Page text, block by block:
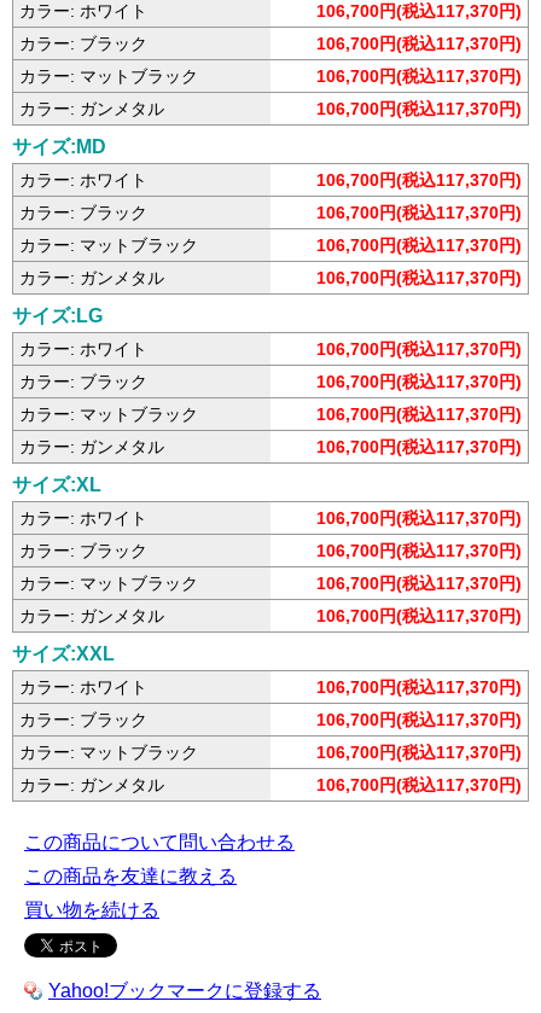
カラー: ホワイト
106,700円(税込117,370円)
カラー: ブラック
106,700円(税込117,370円)
カラー: マットブラック
106,700円(税込117,370円)
カラー: ガンメタル
106,700円(税込117,370円)
サイズ:MD
カラー: ホワイト
106,700円(税込117,370円)
カラー: ブラック
106,700円(税込117,370円)
カラー: マットブラック
106,700円(税込117,370円)
カラー: ガンメタル
106,700円(税込117,370円)
サイズ:LG
カラー: ホワイト
106,700円(税込117,370円)
カラー: ブラック
106,700円(税込117,370円)
カラー: マットブラック
106,700円(税込117,370円)
カラー: ガンメタル
106,700円(税込117,370円)
サイズ:XL
カラー: ホワイト
106,700円(税込117,370円)
カラー: ブラック
106,700円(税込117,370円)
カラー: マットブラック
106,700円(税込117,370円)
カラー: ガンメタル
106,700円(税込117,370円)
サイズ:XXL
カラー: ホワイト
106,700円(税込117,370円)
カラー: ブラック
106,700円(税込117,370円)
カラー: マットブラック
106,700円(税込117,370円)
カラー: ガンメタル
106,700円(税込117,370円)
この商品について問い合わせる
この商品を友達に教える
買い物を続ける
Yahoo!ブックマークに登録する